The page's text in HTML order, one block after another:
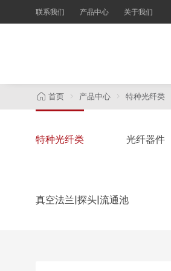
联系我们 产品中心 关于我们
首页 产品中心 特种光纤类
特种光纤类 光纤器件
真空法兰|探头|流通池